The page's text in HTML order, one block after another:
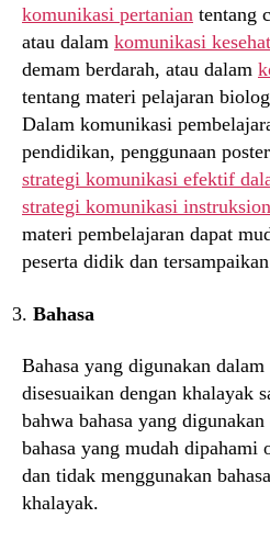
komunikasi pertanian tentang
atau dalam komunikasi
demam berdarah, atau dalam
tentang materi pelajaran
Dalam komunikasi
pendidikan, penggunaan
strategi komunikasi efektif
strategi komunikasi
materi pembelajaran dapat
peserta didik dan
Bahasa
Bahasa yang digunakan
disesuaikan dengan khalayak
bahwa bahasa yang
bahasa yang mudah dipahami
dan tidak menggunakan
khalayak.